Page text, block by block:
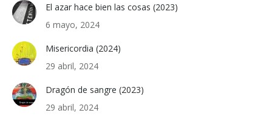
El azar hace bien las cosas (2023)
6 mayo, 2024
Misericordia (2024)
29 abril, 2024
Dragón de sangre (2023)
29 abril, 2024